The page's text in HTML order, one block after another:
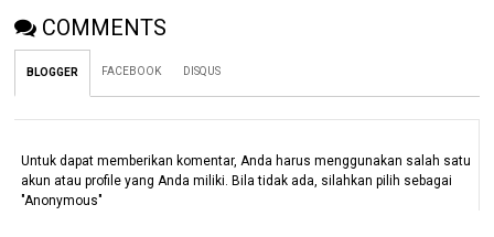
COMMENTS
BLOGGER FACEBOOK DISQUS
Untuk dapat memberikan komentar, Anda harus menggunakan salah satu
akun atau profile yang Anda miliki. Bila tidak ada, silahkan pilih sebagai
"Anonymous"